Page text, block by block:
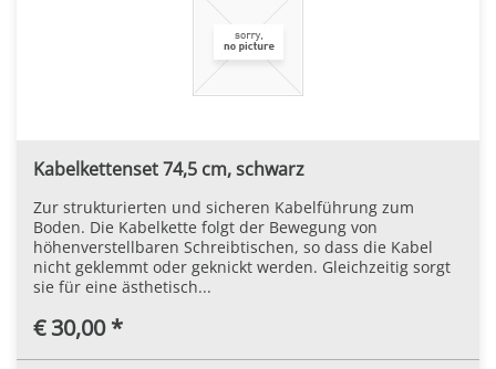
Kabelkettenset 74,5 cm, schwarz
Zur strukturierten und sicheren Kabelführung zum
Boden. Die Kabelkette folgt der Bewegung von
höhenverstellbaren Schreibtischen, so dass die Kabel
nicht geklemmt oder geknickt werden. Gleichzeitig sorgt
sie für eine ästhetisch...
€ 30,00 *